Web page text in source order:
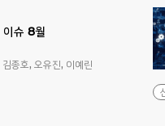
이슈 8월
김종호, 오유진, 이예린